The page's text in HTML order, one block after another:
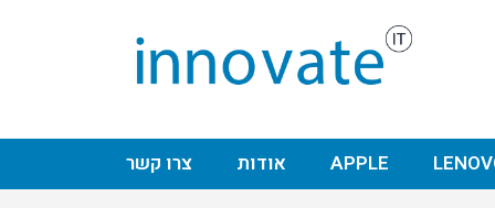
APPLE אודות צרו קשר